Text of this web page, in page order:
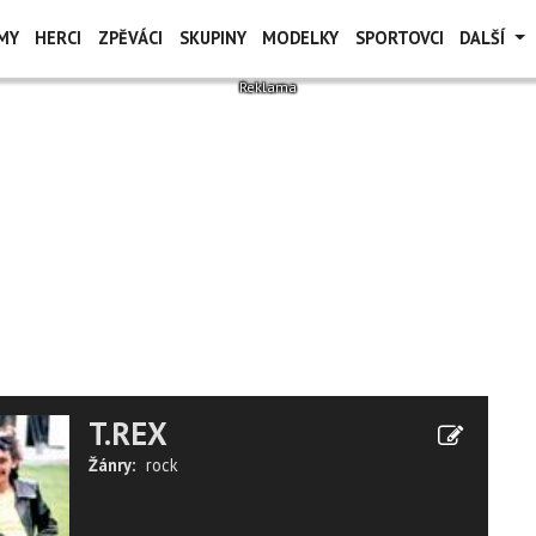
HERCI ZPĚVÁCI SKUPINY MODELKY SPORTOVCI DALŠÍ
T.REX
Žánry: rock